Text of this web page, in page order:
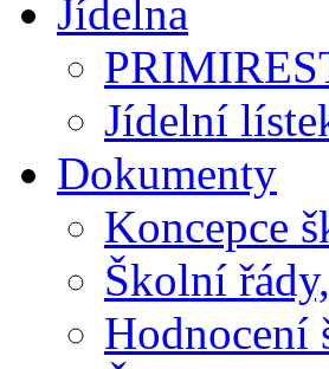
Jídelna
Jídelní
Dokumenty
Koncepce
Školní
Hodnocení